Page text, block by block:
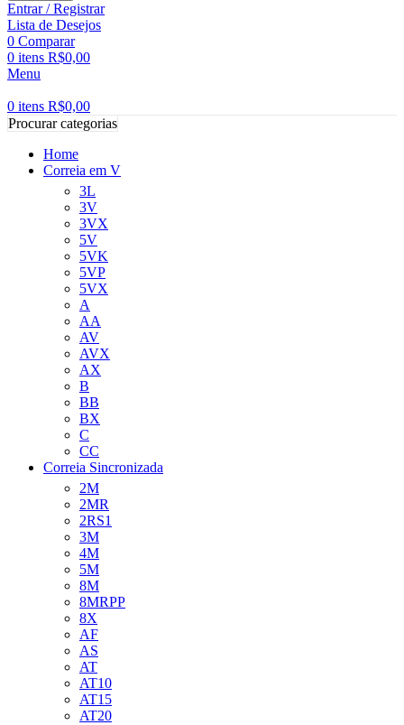
Entrar / Registrar
Lista de Desejos
0 Comparar
0 itens R$0,00
Menu
0 itens R$0,00
Procurar categorias
Home
Correia em V
3L
3V
3VX
5V
5VK
5VP
5VX
A
AA
AV
AVX
AX
B
BB
BX
C
CC
Correia Sincronizada
2M
2MR
2RS1
3M
4M
5M
8M
8MRPP
8X
AF
AS
AT
AT10
AT15
AT20